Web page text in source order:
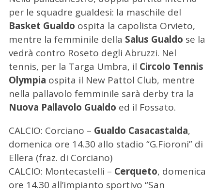
per le squadre gualdesi: la maschile del
Basket Gualdo ospita la capolista Orvieto,
mentre la femminile della Salus Gualdo se la
vedrà contro Roseto degli Abruzzi. Nel
tennis, per la Targa Umbra, il Circolo Tennis
Olympia ospita il New Pattol Club, mentre
nella pallavolo femminile sarà derby tra la
Nuova Pallavolo Gualdo ed il Fossato.
CALCIO: Corciano – Gualdo Casacastalda,
domenica ore 14.30 allo stadio “G.Fioroni” di
Ellera (fraz. di Corciano)
CALCIO: Montecastelli – Cerqueto, domenica
ore 14.30 all’impianto sportivo “San